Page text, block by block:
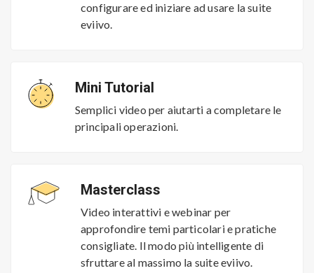
configurare ed iniziare ad usare la suite
eviivo.
Mini Tutorial
Semplici video per aiutarti a completare le
principali operazioni.
Masterclass
Video interattivi e webinar per
approfondire temi particolari e pratiche
consigliate. Il modo più intelligente di
sfruttare al massimo la suite eviivo.